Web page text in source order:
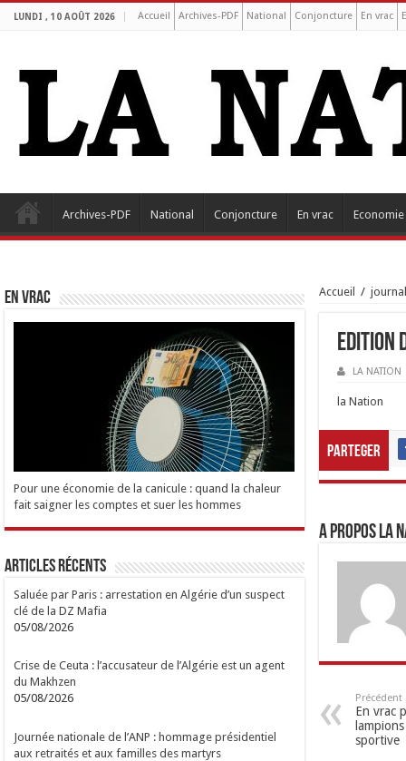
LUNDI , 10 AOÛT 2026 Accueil Archives-PDF National Conjoncture En vrac
Archives-PDF National Conjoncture En vrac Economie
Accueil /
Edition
LA NATION
la Nation
Parteger
A propos LA
Précédent
En vrac
sportive
EN VRAC
Pour une économie de la canicule : quand la chaleur
fait saigner les comptes et suer les hommes
Articles Récents
Saluée par Paris : arrestation en Algérie d’un suspect
clé de la DZ Mafia
05/08/2026
Crise de Ceuta : l’accusateur de l’Algérie est un agent
du Makhzen
05/08/2026
Journée nationale de l’ANP : hommage présidentiel
aux retraités et aux familles des martyrs